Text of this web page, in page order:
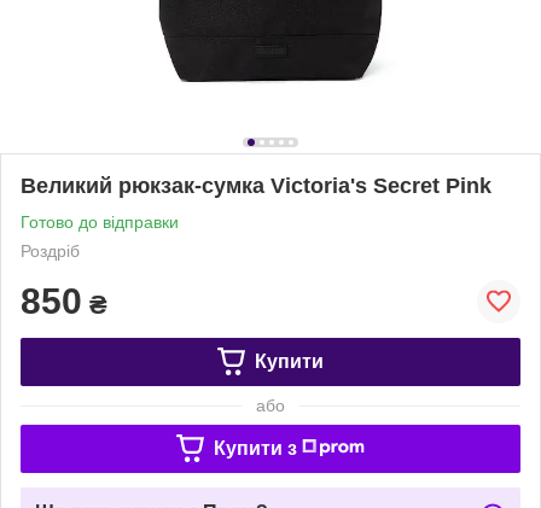
Великий рюкзак-сумка Victoria's Secret Pink
Готово до відправки
Роздріб
850 ₴
Купити
або
Купити з